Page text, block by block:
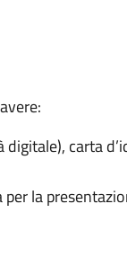
carta
la